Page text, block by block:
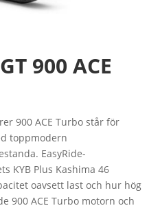
900 ACE
900 ACE Turbo står för
toppmodern
EasyRide-
KYB Plus Kashima 46
oavsett last och hur hög
900 ACE Turbo motorn och